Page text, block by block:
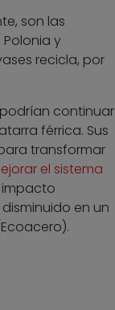
son las
y
recicla, por
continuar
férrica. Sus
transformar
el sistema
impacto
en un